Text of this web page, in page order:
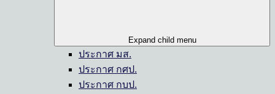
Expand child menu
ประกาศ มส.
ประกาศ กศป.
ประกาศ กบป.